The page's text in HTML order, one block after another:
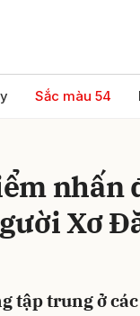
Sắc màu 54
nhấn
Xơ
tập trung ở